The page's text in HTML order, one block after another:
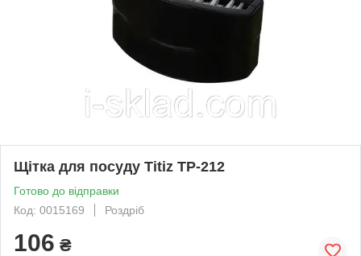
Щітка для посуду Titiz TP-212
Готово до відправки
Код: 0015169
Роздріб
106 ₴